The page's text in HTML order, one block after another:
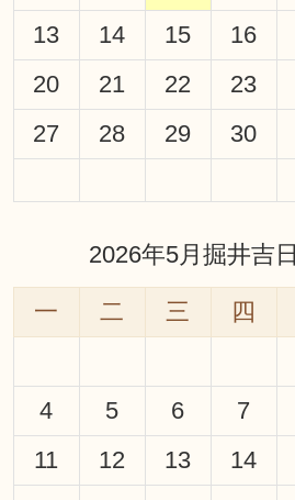
13
14 15 16
20
21 22 23
27
28 29 30
2026年5月掘井吉日
一 二 三 四
4
5 6 7
11
12 13 14